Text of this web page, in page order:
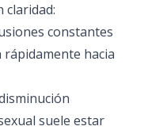
claridad:
constantes
hacia
suele estar